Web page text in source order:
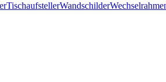
TischaufstellerWandschilder